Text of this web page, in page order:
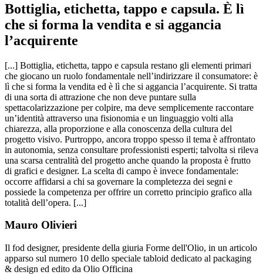
Bottiglia, etichetta, tappo e capsula. È lì
che si forma la vendita e si aggancia
l’acquirente
[...] Bottiglia, etichetta, tappo e capsula restano gli elementi primari
che giocano un ruolo fondamentale nell’indirizzare il consumatore: è
lì che si forma la vendita ed è lì che si aggancia l’acquirente. Si tratta
di una sorta di attrazione che non deve puntare sulla
spettacolarizzazione per colpire, ma deve semplicemente raccontare
un’identità attraverso una fisionomia e un linguaggio volti alla
chiarezza, alla proporzione e alla conoscenza della cultura del
progetto visivo. Purtroppo, ancora troppo spesso il tema è affrontato
in autonomia, senza consultare professionisti esperti; talvolta si rileva
una scarsa centralità del progetto anche quando la proposta è frutto
di grafici e designer. La scelta di campo è invece fondamentale:
occorre affidarsi a chi sa governare la completezza dei segni e
possiede la competenza per offrire un corretto principio grafico alla
totalità dell’opera. [...]
Mauro Olivieri
Il fod designer, presidente della giuria Forme dell'Olio, in un articolo
apparso sul numero 10 dello speciale tabloid dedicato al packaging
& design ed edito da Olio Officina